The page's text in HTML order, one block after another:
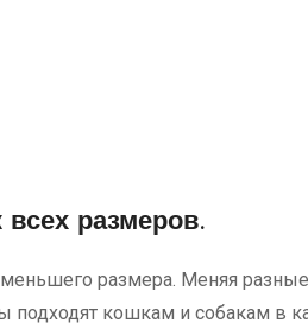
размеров.
размера. Меняя
кошкам и собакам в